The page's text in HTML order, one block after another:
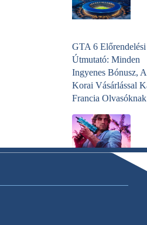
GTA 6 Előrendelési
Útmutató: Minden
Ingyenes Bónusz,
Korai Vásárlással
Francia Olvasóknak